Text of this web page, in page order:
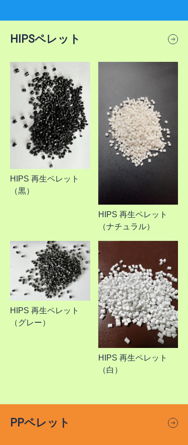
HIPSペレット
HIPS 再生ペレット
（黒）
HIPS 再生ペレット
（ナチュラル）
HIPS 再生ペレット
（グレー）
HIPS 再生ペレット
（白）
PPペレット